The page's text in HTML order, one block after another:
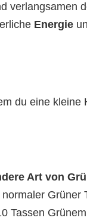
verlangsamen
Energie
du eine kleine
Art von
Grüner
Tassen